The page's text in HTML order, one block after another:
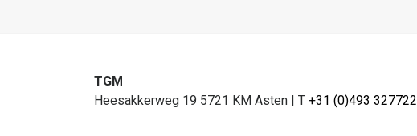
TGM
Heesakkerweg 19 5721 KM Asten
T +31 (0)493 327722